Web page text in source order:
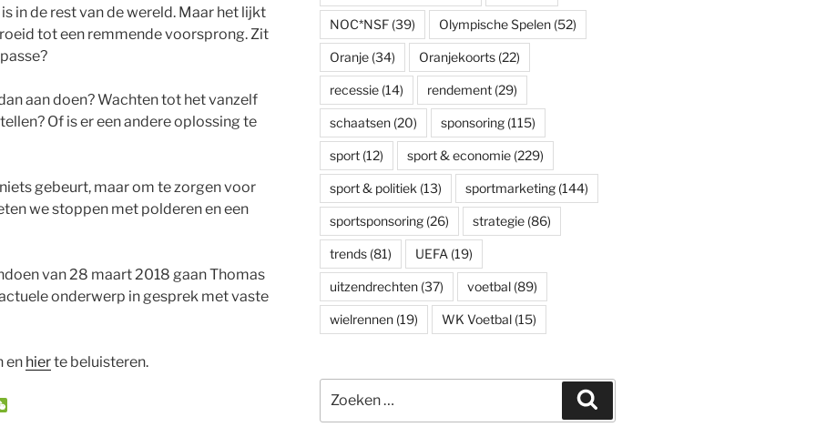
in de rest van de wereld. Maar het lijkt
tot een remmende voorsprong. Zit
aan doen? Wachten tot het vanzelf
Of is er een andere oplossing te
gebeurt, maar om te zorgen voor
we stoppen met polderen en een
van 28 maart 2018 gaan Thomas
onderwerp in gesprek met vaste
en hierte beluisteren.
NOC*NSF(39) Olympische Spelen(52)
Oranje(34) Oranjekoorts(22)
recessie(14) rendement(29)
schaatsen(20) sponsoring(115)
sport(12) sport & economie(229)
sport & politiek (13) sportmarketing(144)
sportsponsoring(26) strategie(86)
trends(81) UEFA (19)
uitzendrechten(37) voetbal(89)
wielrennen(19) WK Voetbal(15)
naar: